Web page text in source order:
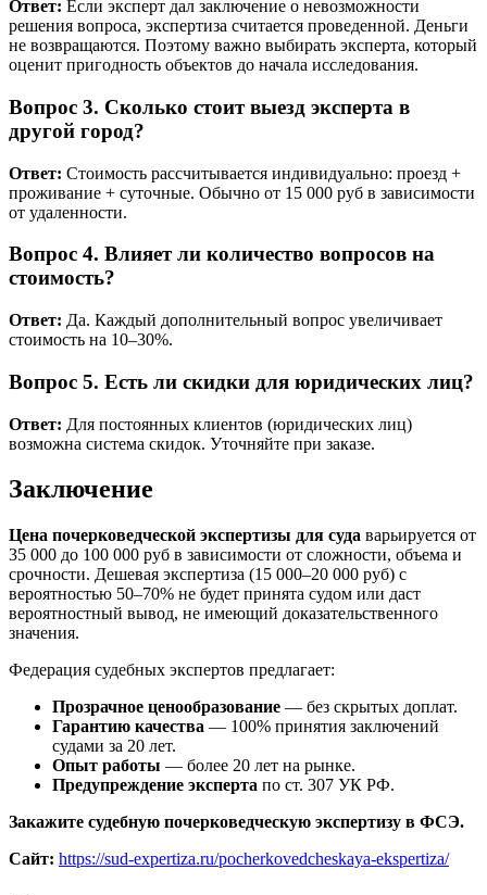
Ответ: Если эксперт дал заключение о невозможности
решения вопроса, экспертиза считается проведенной. Деньги
не возвращаются. Поэтому важно выбирать эксперта, который
оценит пригодность объектов до начала исследования.
Вопрос 3. Сколько стоит выезд эксперта в
другой город?
Ответ: Стоимость рассчитывается индивидуально: проезд +
проживание + суточные. Обычно от 15 000 руб в зависимости
от удаленности.
Вопрос 4. Влияет ли количество вопросов на
стоимость?
Ответ: Да. Каждый дополнительный вопрос увеличивает
стоимость на 10–30%.
Вопрос 5. Есть ли скидки для юридических лиц?
Ответ: Для постоянных клиентов (юридических лиц)
возможна система скидок. Уточняйте при заказе.
Заключение
Цена почерковедческой экспертизы для суда варьируется от
35 000 до 100 000 руб в зависимости от сложности, объема и
срочности. Дешевая экспертиза (15 000–20 000 руб) с
вероятностью 50–70% не будет принята судом или даст
вероятностный вывод, не имеющий доказательственного
значения.
Федерация судебных экспертов предлагает:
Прозрачное ценообразование — без скрытых доплат.
Гарантию качества — 100% принятия заключений
судами за 20 лет.
Опыт работы — более 20 лет на рынке.
Предупреждение эксперта по ст. 307 УК РФ.
Закажите судебную почерковедческую экспертизу в ФСЭ.
Сайт: https://sud-expertiza.ru/pocherkovedcheskaya-ekspertiza/